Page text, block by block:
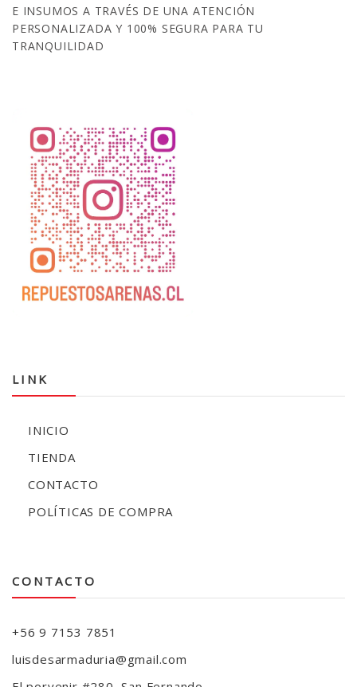
E INSUMOS A TRAVÉS DE UNA ATENCIÓN
PERSONALIZADA Y 100% SEGURA PARA TU
TRANQUILIDAD
LINK
INICIO
TIENDA
CONTACTO
POLÍTICAS DE COMPRA
CONTACTO
+56 9 7153 7851
luisdesarmaduria@gmail.com